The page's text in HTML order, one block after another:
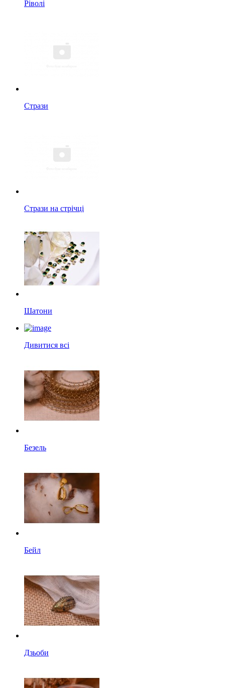
Ріволі
Стрази
Стрази на стрічці
Шатони
Дивитися всі
Безель
Бейл
Дзьоби